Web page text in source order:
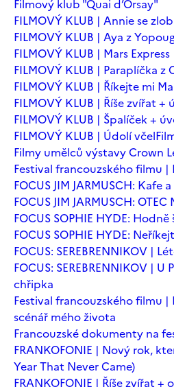
Filmový klub "Quai d’Orsay"
FILMOVÝ KLUB | Annie se
FILMOVÝ KLUB | Aya z
FILMOVÝ KLUB | Mars Express
FILMOVÝ KLUB | Paraplíčka z
FILMOVÝ KLUB | Říkejte mi
FILMOVÝ KLUB | Říše zvířat +
FILMOVÝ KLUB | Špalíček +
FILMOVÝ KLUB | Údolí včel
Filmy umělců výstavy Crown
Festival francouzského filmu |
FOCUS JIM JARMUSCH: Kafe
FOCUS JIM JARMUSCH: OTEC
FOCUS SOPHIE HYDE:
FOCUS SOPHIE HYDE:
FOCUS: SEREBRENNIKOV |
FOCUS: SEREBRENNIKOV |
chřipka
Festival francouzského filmu |
scénář mého života
Francouzské dokumenty na
FRANKOFONIE | Nový rok,
Year That Never Came)
FRANKOFONIE | Říše zvířat +